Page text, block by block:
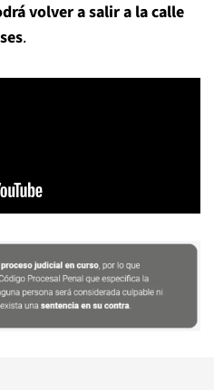
volver a salir a la calle
.